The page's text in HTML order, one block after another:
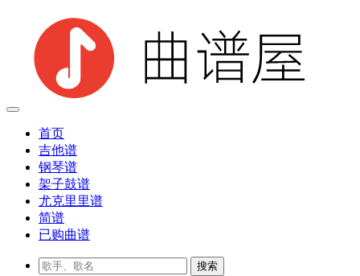
首页
吉他谱
钢琴谱
架子鼓谱
尤克里里谱
简谱
已购曲谱